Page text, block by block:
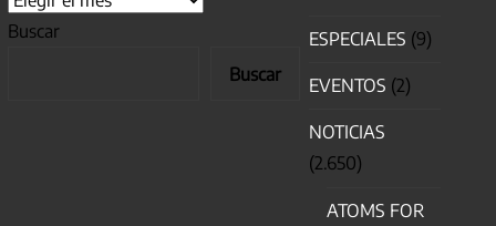
Buscar
Buscar
ESPECIALES (9)
EVENTOS (2)
NOTICIAS
(2.650)
ATOMS FOR